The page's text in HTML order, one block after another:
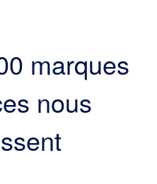
marques
nous